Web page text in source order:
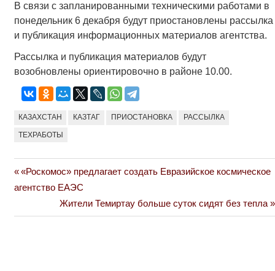
В связи с запланированными техническими работами в
понедельник 6 декабря будут приостановлены рассылка
и публикация информационных материалов агентства.
Рассылка и публикация материалов будут
возобновлены ориентировочно в районе 10.00.
КАЗАХСТАН КАЗТАГ ПРИОСТАНОВКА РАССЫЛКА
ТЕХРАБОТЫ
Навигация
Previous
Post:
«Роскомос» предлагает создать Евразийское космическое
агентство ЕАЭС
Next
Post:
Жители Темиртау больше суток сидят без тепла